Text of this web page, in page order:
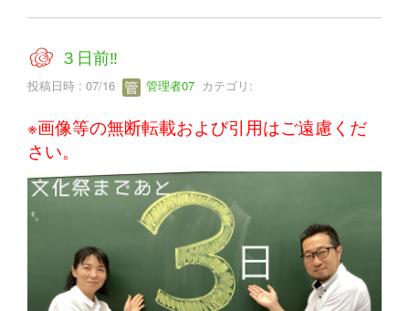
３日前‼
投稿日時 : 07/16 管理者07 カテゴリ:
※画像等の無断転載および引用はご遠慮くだ
さい。